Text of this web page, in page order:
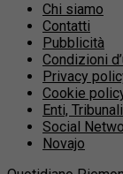
Chi siamo
Contatti
Pubblicità
Condizioni
Privacy
Cookie
Enti,
Social
Novajo